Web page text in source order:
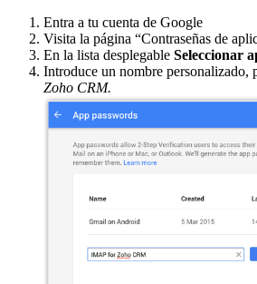
Entra a tu cuenta de Google
Visita la página “Contraseñas de
En la lista desplegable Seleccionar
Introduce un nombre personalizado,
Zoho CRM.